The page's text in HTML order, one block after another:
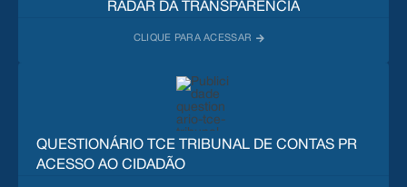
RADAR DA TRANSPARÊNCIA
QUESTIONÁRIO TCE TRIBUNAL DE CONTAS PR
ACESSO AO CIDADÃO